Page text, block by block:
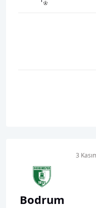
Bodrum
3